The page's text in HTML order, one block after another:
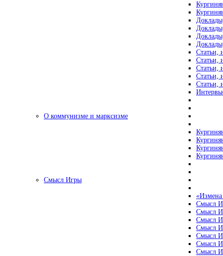
Статьи,
Статьи,
Статьи,
Статьи,
Статьи,
О коммунизме и марксизме
Смысл Игры
«Измена
Смысл
Смысл
Смысл
Смысл
Смысл
Смысл
Смысл